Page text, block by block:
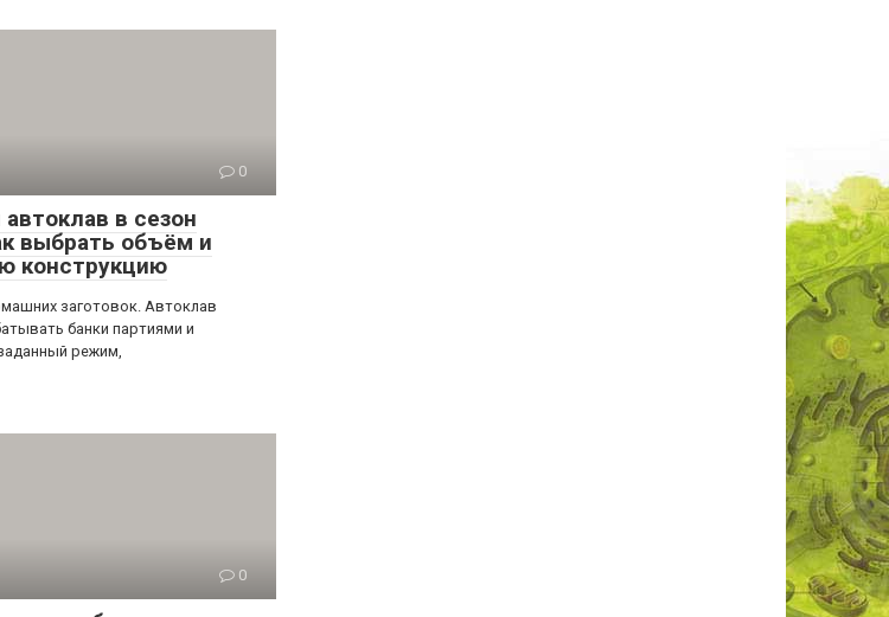
0
в сезон
выбрать объём и
конструкцию
заготовок. Автоклав
банки партиями и
режим,
0